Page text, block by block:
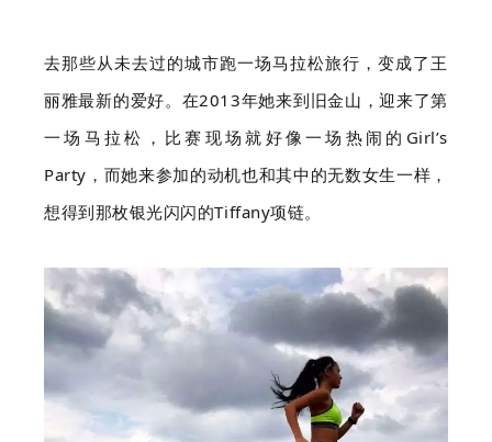
去那些从未去过的城市跑一场马拉松旅行，变成了王
丽雅最新的爱好。在2013年她来到旧金山，迎来了第
一场马拉松，比赛现场就好像一场热闹的Girl’s
Party，而她来参加的动机也和其中的无数女生一样，
想得到那枚银光闪闪的Tiffany项链。